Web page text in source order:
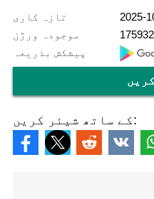
تازہ کاری
2025-
موجودہ ورژن
پیشکش بذریعہ
کے ساتھ شیئر کریں: